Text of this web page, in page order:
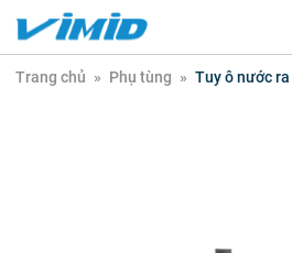
Trang chủ » Phụ tùng » Tuy ô nước